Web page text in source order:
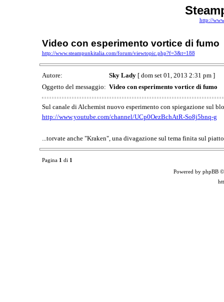
http://
Video con esperimento vortice di fumo
http://www.steampunkitalia.com/forum/viewtopic.php?f=3&t=188
Autore: Sky Lady[ dom set 01, 2013 2:31 pm ]
Oggetto del messaggio: Video con esperimento vortice di fumo
Sul canale di Alchemist nuovo esperimento con spiegazione sul
http://www.youtube.com/channel/UCp0OezBchAtR-So8j5bnq-g
...torvate anche "Kraken", una divagazione sul tema finita sul
Pagina 1 di 1
Powered by phpBB